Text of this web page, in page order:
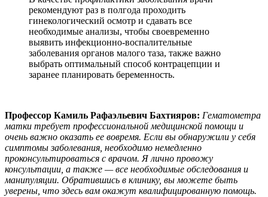
рекомендуют раз в полгода проходить
гинекологический осмотр и сдавать все
необходимые анализы, чтобы своевременно
выявить инфекционно-воспалительные
заболевания органов малого таза, также важно
выбрать оптимальный способ контрацепции и
заранее планировать беременность.
Профессор Камиль Рафаэльевич Бахтияров: Гематометра
матки требует профессиональной медицинской помощи и
очень важно оказать ее вовремя. Если вы обнаружили у себя
симптомы заболевания, необходимо немедленно
проконсультироваться с врачом. Я лично провожу
консультации, а также — все необходимые обследования и
манипуляции. Обратившись в клинику, вы можете быть
уверены, что здесь вам окажут квалифицированную помощь.